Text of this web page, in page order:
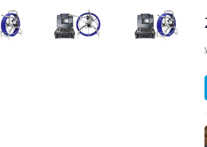
CAMÉRA A3-C23AB-80MKIT CAMÉRA A3-C23AB-80MKIT CAMÉRA